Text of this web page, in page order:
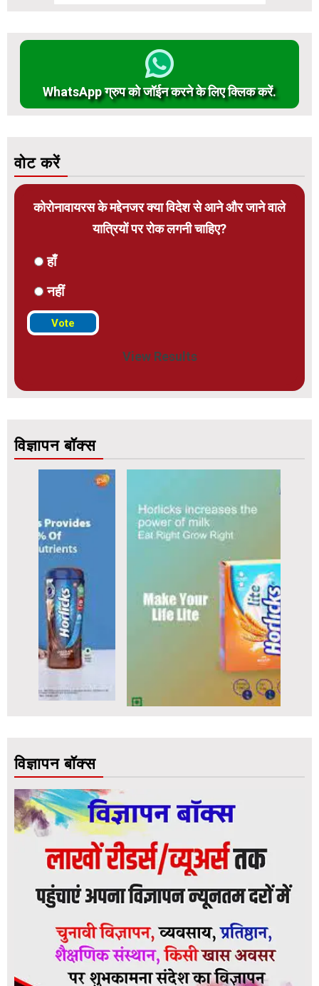
WhatsApp ग्रुप को जॉईन करने के लिए क्लिक करें.
वोट करें
कोरोनावायरस के मद्देनजर क्या विदेश से आने और जाने वाले
यात्रियों पर रोक लगनी चाहिए?
हाँ
नहीं
View Results
विज्ञापन बॉक्स
विज्ञापन बॉक्स